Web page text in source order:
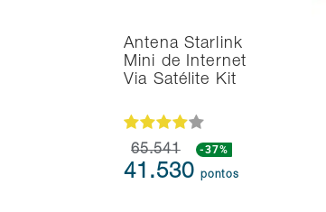
Antena Starlink
Mini de Internet
Via Satélite Kit
65.541 -37%
41.530pontos